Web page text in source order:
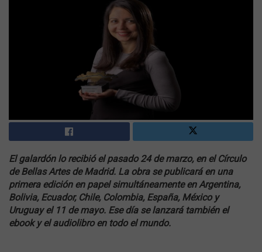
El galardón lo recibió el pasado 24 de marzo, en el Círculo
de Bellas Artes de Madrid. La obra se publicará en una
primera edición en papel simultáneamente en Argentina,
Bolivia, Ecuador, Chile, Colombia, España, México y
Uruguay el 11 de mayo. Ese día se lanzará también el
ebook y el audiolibro en todo el mundo.